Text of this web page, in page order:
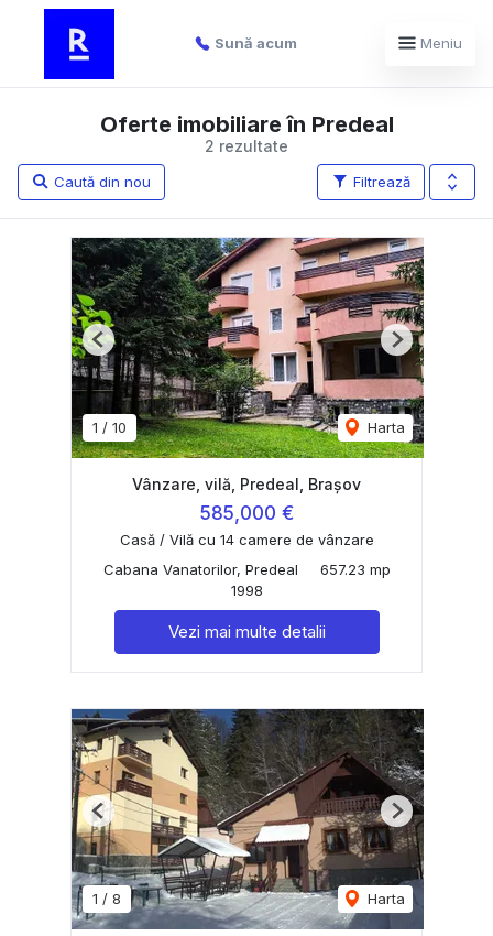
Sună acum Meniu
2 rezultate
Oferte imobiliare în Predeal
Filtrează
Caută din nou
1 / 10 Harta
Previous Next
Vânzare, vilă, Predeal, Brașov
585,000 €
Casă / Vilă cu 14 camere de vânzare
Cabana Vanatorilor, Predeal
657.23 mp
1998
Vezi mai multe detalii
1 / 8 Harta
Previous Next